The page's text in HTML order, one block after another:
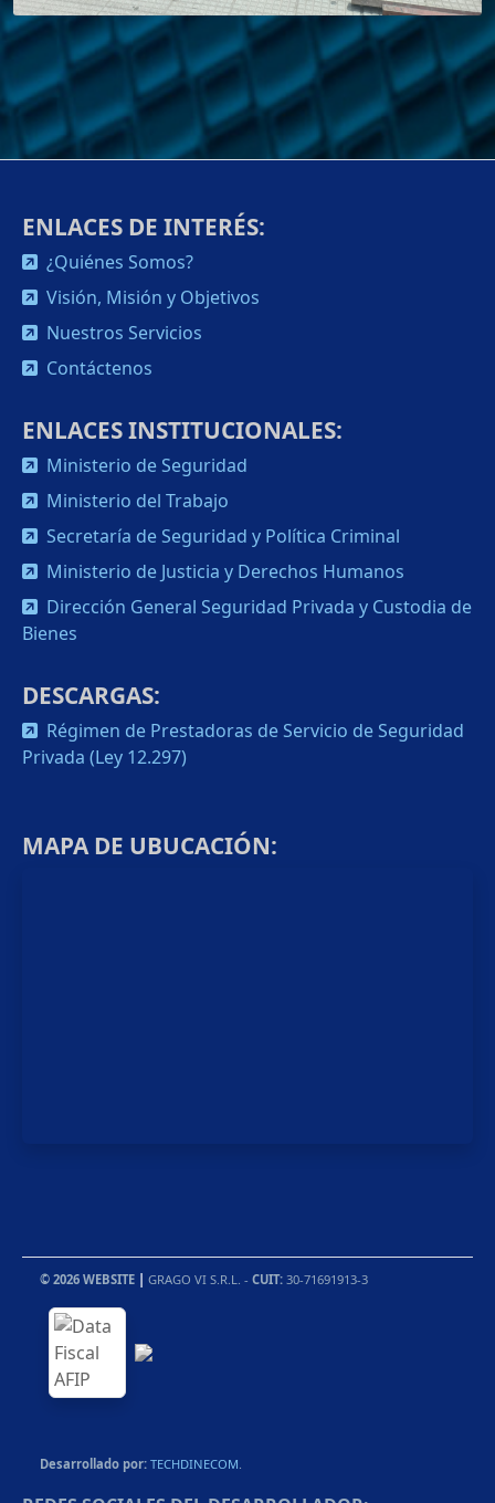
ENLACES DE INTERÉS:
¿Quiénes Somos?
Visión, Misión y Objetivos
Nuestros Servicios
Contáctenos
ENLACES INSTITUCIONALES:
Ministerio de Seguridad
Ministerio del Trabajo
Secretaría de Seguridad y Política Criminal
Ministerio de Justicia y Derechos Humanos
Dirección General Seguridad Privada y Custodia de
Bienes
DESCARGAS:
Régimen de Prestadoras de Servicio de Seguridad
Privada (Ley 12.297)
MAPA DE UBUCACIÓN:
© 2026 WEBSITE GRAGO VI S.R.L. - CUIT: 30-71691913-3
Desarrollado por: TECHDINECOM.